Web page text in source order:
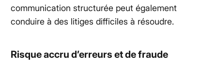
communication structurée peut également
conduire à des litiges difficiles à résoudre.
Risque accru d’erreurs et de fraude